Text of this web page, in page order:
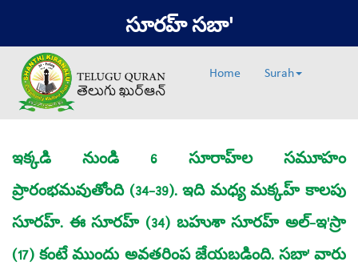
సూరహ్‌ సబా'
Home Surah
ఇక్కడి నుండి 6 సూరాహ్‌ల సమూహం
ప్రారంభమవుతోంది (34-39). ఇది మధ్య మక్కహ్ కాలపు
సూరహ్‌. ఈ సూరహ్‌ (34) బహుశా సూరహ్‌ అల్‌-ఇ'స్రా
(17) కంటే ముందు అవతరింప జేయబడింది. సబా' వారు